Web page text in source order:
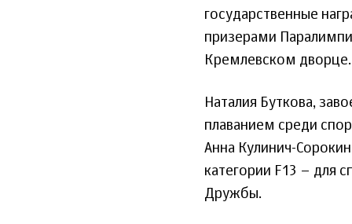
государственные
призерами
Кремлевском дворце.
Наталия Буткова,
плаванием среди
Анна Кулинич-
категории F13 – для
Дружбы.